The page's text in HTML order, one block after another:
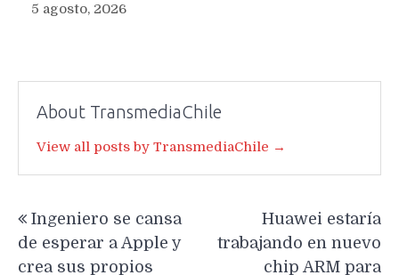
5 agosto, 2026
About TransmediaChile
View all posts by TransmediaChile →
de
entradas
Ingeniero se cansa
de esperar a Apple y
crea sus propios
Huawei estaría
trabajando en nuevo
chip ARM para